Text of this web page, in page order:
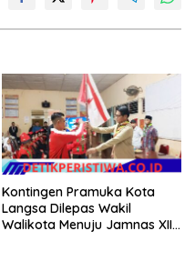
Kontingen Pramuka Kota
Langsa Dilepas Wakil
Walikota Menuju Jamnas XII